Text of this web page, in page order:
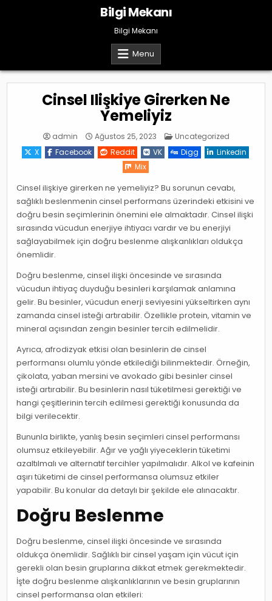
Bilgi Mekanı
Bilgi Mekanı
Menu
Cinsel Ilişkiye Girerken Ne
Yemeliyiz
admin Ağustos 25, 2023 Posted
Uncategorized
X
Facebook Reddit VK Digg
Linkedin
Mix
Cinsel ilişkiye girerken ne yemeliyiz? Bu sorunun cevabı,
sağlıklı beslenmenin cinsel performans üzerindeki etkisini ve
doğru besin seçimlerinin önemini ele almaktadır. Cinsel ilişki
sırasında vücudun enerjiye ihtiyacı vardır ve bu enerjiyi
sağlayabilmek için doğru beslenme alışkanlıkları oldukça
önemlidir.
Doğru beslenme, cinsel ilişki öncesinde ve sırasında
vücudun ihtiyaç duyduğu besinleri karşılamak anlamına
gelir. Bu besinler, vücudun enerji seviyesini yükseltirken aynı
zamanda cinsel isteği artırabilir. Özellikle protein, vitamin ve
mineral açısından zengin besinler tercih edilmelidir.
Ayrıca, afrodizyak etkisi olan besinlerin de cinsel
performansı olumlu yönde etkilediği bilinmektedir. Örneğin,
çikolata, yaban mersini ve avokado gibi besinler cinsel
isteği artırabilir. Bu besinlerin nasıl tüketilmesi gerektiği ve
hangi çeşitlerinin tercih edilmesi gerektiği konusunda da
bilgi verilecektir.
Bununla birlikte, yanlış besin seçimleri cinsel performansı
olumsuz etkileyebilir. Ağır ve yağlı yiyeceklerin tüketimi
azaltılmalı ve alternatif tercihler yapılmalıdır. Alkol ve kafeinin
aşırı tüketimi de cinsel performansa olumsuz etkiler
yapabilir. Bu konular da detaylı bir şekilde ele alınacaktır.
Doğru Beslenme
Doğru beslenme, cinsel ilişki öncesinde ve sırasında
oldukça önemlidir. Sağlıklı bir cinsel yaşam için vücut için
gerekli olan besin gruplarına dikkat etmek gerekmektedir.
İşte doğru beslenme alışkanlıklarının ve besin gruplarının
cinsel performansa olan etkileri: